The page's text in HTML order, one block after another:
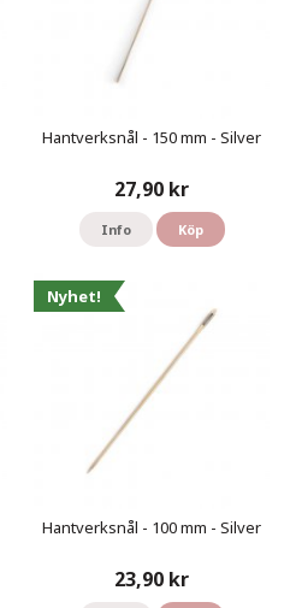
Hantverksnål - 150 mm - Silver
27,90 kr
Info Köp
Nyhet!
Hantverksnål - 100 mm - Silver
23,90 kr